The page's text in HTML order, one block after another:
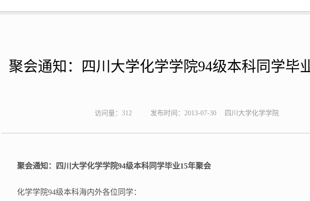
聚会通知：四川大学化学学院94级本科同学毕
访问量： 312 发布时间：2013-07-30 四川大学化学学院
聚会通知：四川大学化学学院94级本科同学毕业15年聚会
化学学院94级本科海内外各位同学：